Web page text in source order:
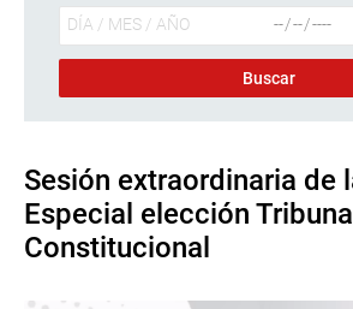
Sesión extraordinaria de
Especial elección Tribunal
Constitucional